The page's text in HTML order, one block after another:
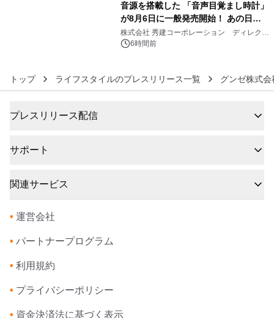
音源を搭載した 「音声目覚まし時計」
が8月6日に一般発売開始！ あの日の
大興奮が今甦る
株式会社 秀建コーポレーション ディレクト
アートギャラリー
6時間前
トップ ライフスタイルのプレスリリース一覧 グンゼ株式会
プレスリリース配信
サポート
関連サービス
• 運営会社
• パートナープログラム
• 利用規約
• プライバシーポリシー
• 資金決済法に基づく表示